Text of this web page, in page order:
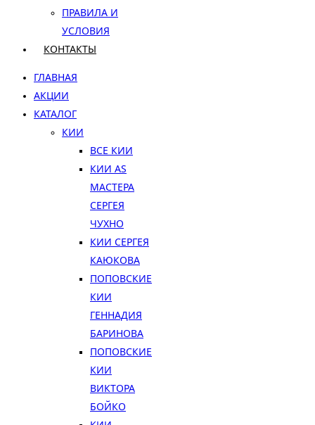
ПРАВИЛА И
УСЛОВИЯ
КОНТАКТЫ
ГЛАВНАЯ
АКЦИИ
КАТАЛОГ
КИИ
ВСЕ КИИ
КИИ AS
МАСТЕРА
СЕРГЕЯ
ЧУХНО
КИИ СЕРГЕЯ
КАЮКОВА
ПОПОВСКИЕ
КИИ
ГЕННАДИЯ
БАРИНОВА
ПОПОВСКИЕ
КИИ
ВИКТОРА
БОЙКО